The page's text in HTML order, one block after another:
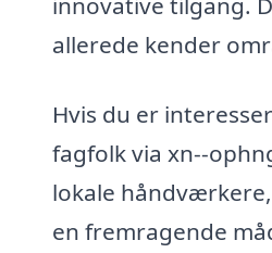
allerede kender
Hvis du er
fagfolk via xn--
lokale
en fremragende